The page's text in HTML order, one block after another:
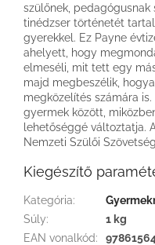
szülőnek,
tinédzser történetét
gyerekkel. Ez Payne
ahelyett, hogy
elmeséli, mit tett egy
majd megbeszélik,
megközelítés számára
gyermek között,
lehetőséggé változtatja.
Nemzeti Szülői
Kiegészítő
Kategória:
Súly:
1 kg
EAN vonalkód: